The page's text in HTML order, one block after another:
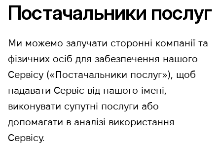
Постачальники послуг
Ми можемо залучати сторонні компанії та
фізичних осіб для забезпечення нашого
Сервісу («Постачальники послуг»), щоб
надавати Сервіс від нашого імені,
виконувати супутні послуги або
допомагати в аналізі використання
Сервісу.